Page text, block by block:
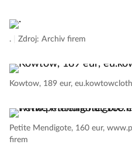
. Zdroj: Archiv firem
Kowtow, 189 eur,
Petite Mendigote, 160 eur,
firem